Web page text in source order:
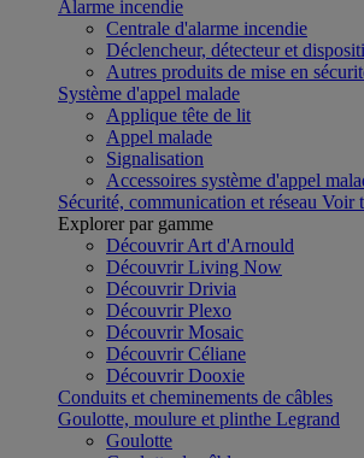
Alarme incendie
Centrale d'alarme incendie
Déclencheur, détecteur et
Autres produits de mise en
Système d'appel malade
Applique tête de lit
Appel malade
Signalisation
Accessoires système d'appel
Sécurité, communication et réseau Voir
Explorer par gamme
Découvrir Art d'Arnould
Découvrir Living Now
Découvrir Drivia
Découvrir Plexo
Découvrir Mosaic
Découvrir Céliane
Découvrir Dooxie
Conduits et cheminements de câbles
Goulotte, moulure et plinthe Legrand
Goulotte